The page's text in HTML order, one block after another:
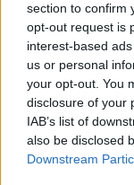
section to confirm
opt-out request is
interest-based
us or personal
your opt-out. You
disclosure of your
IAB’s list of
also be disclosed
Downstream